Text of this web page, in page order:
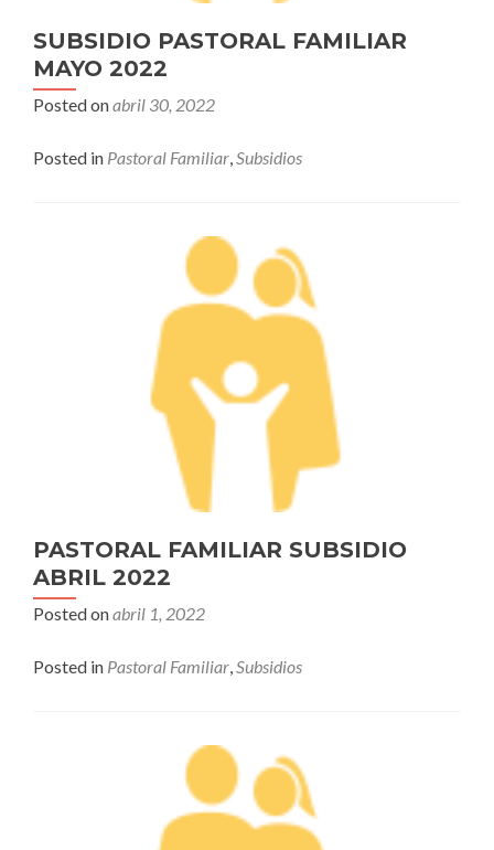
SUBSIDIO PASTORAL FAMILIAR
MAYO 2022
Posted onabril 30, 2022
Posted in Pastoral Familiar,Subsidios
PASTORAL FAMILIAR SUBSIDIO
ABRIL 2022
Posted onabril 1, 2022
Posted in Pastoral Familiar,Subsidios